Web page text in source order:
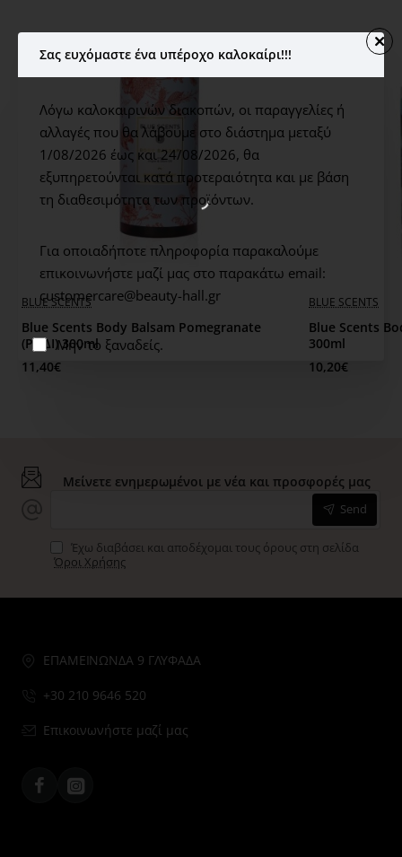
Σας ευχόμαστε ένα υπέροχο καλοκαίρι!!!
Λόγω καλοκαιρινών διακοπών, οι παραγγελίες ή
αλλαγές που θα λάβουμε στο διάστημα μεταξύ
1/08/2026 έως και 24/08/2026, θα
εξυπηρετούνται κατά προτεραιότητα και με βάση
τη διαθεσιμότητα των προϊόντων.
Για οποιαδήποτε πληροφορία παρακαλούμε
επικοινωνήστε μαζί μας στο παρακάτω email:
customercare@beauty-hall.gr
Μην το ξαναδείς.
PRODUCT STANDARDS
Organic Olive Oil – Dermatologically Tested – Parabens
free – Silicone free – Mineral oil free – Propylene glycol
free.
BLUE SCENTS
Blue Scents Body Balsam Pomegranate
(ΡΟΔΙ) 300ml
11,40€
BLUE SCENTS
Blue Scents
300ml
10,20€
Μείνετε ενημερωμένοι με νέα και προσφορές μας
Send
Έχω διαβάσει και αποδέχομαι τους όρους στη σελίδα
Όροι Χρήσης
ΕΠΑΜΕΙΝΩΝΔΑ 9 ΓΛΥΦΑΔΑ
+30 210 9646 520
Επικοινωνήστε μαζί μας
FacebookInstagram